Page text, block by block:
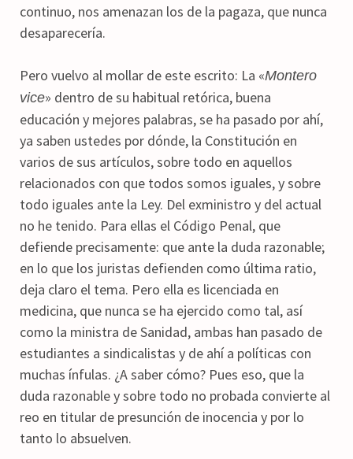
continuo, nos amenazan los de la pagaza, que nunca
desaparecería.
Pero vuelvo al mollar de este escrito: La «Montero
vice» dentro de su habitual retórica, buena
educación y mejores palabras, se ha pasado por ahí,
ya saben ustedes por dónde, la Constitución en
varios de sus artículos, sobre todo en aquellos
relacionados con que todos somos iguales, y sobre
todo iguales ante la Ley. Del exministro y del actual
no he tenido. Para ellas el Código Penal, que
defiende precisamente: que ante la duda razonable;
en lo que los juristas defienden como última ratio,
deja claro el tema. Pero ella es licenciada en
medicina, que nunca se ha ejercido como tal, así
como la ministra de Sanidad, ambas han pasado de
estudiantes a sindicalistas y de ahí a políticas con
muchas ínfulas. ¿A saber cómo? Pues eso, que la
duda razonable y sobre todo no probada convierte al
reo en titular de presunción de inocencia y por lo
tanto lo absuelven.